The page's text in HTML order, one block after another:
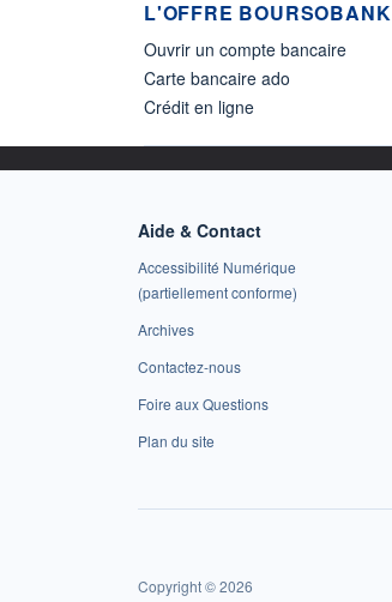
L'OFFRE BOURSOBANK
Ouvrir un compte bancaire
Carte bancaire ado
Crédit en ligne
Aide & Contact
Accessibilité Numérique
(partiellement conforme)
Archives
Contactez-nous
Foire aux Questions
Plan du site
Copyright © 2026